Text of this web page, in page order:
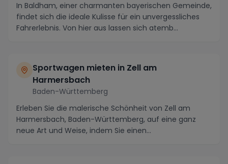
In Baldham, einer charmanten bayerischen Gemeinde,
findet sich die ideale Kulisse für ein unvergessliches
Fahrerlebnis. Von hier aus lassen sich atemb...
Sportwagen mieten in Zell am
Harmersbach
Baden-Württemberg
Erleben Sie die malerische Schönheit von Zell am
Harmersbach, Baden-Württemberg, auf eine ganz
neue Art und Weise, indem Sie einen